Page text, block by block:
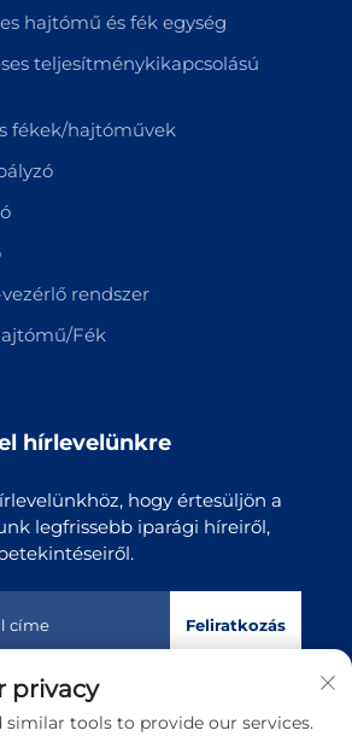
hajtómű és fék egység
teljesítménykikapcsolású
fékek/hajtóművek
rendszer
Fék
hírlevelünkre
hogy értesüljön a
legfrissebb iparági híreiről,
Feliratkozás
Tianji Transmission Technology
privacy
similar tools to provide our services.